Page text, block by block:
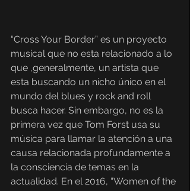
“Cross Your Border” es un proyecto
musical que no esta relacionado a lo
que ,generalmente, un artista que
esta buscando un nicho único en el
mundo del blues y rock and roll
busca hacer. Sin embargo, no es la
primera vez que Tom Forst usa su
música para llamar la atención a una
causa relacionada profundamente a
la consciencia de temas en la
actualidad. En el 2016, “Women of the